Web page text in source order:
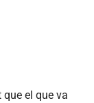
el que va